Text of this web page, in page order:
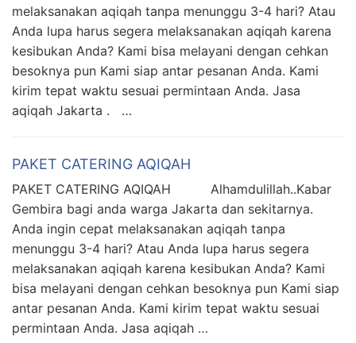
melaksanakan aqiqah tanpa menunggu 3-4 hari? Atau
Anda lupa harus segera melaksanakan aqiqah karena
kesibukan Anda? Kami bisa melayani dengan cehkan
besoknya pun Kami siap antar pesanan Anda. Kami
kirim tepat waktu sesuai permintaan Anda. Jasa
aqiqah Jakarta . …
PAKET CATERING AQIQAH
PAKET CATERING AQIQAH Alhamdulillah..Kabar
Gembira bagi anda warga Jakarta dan sekitarnya.
Anda ingin cepat melaksanakan aqiqah tanpa
menunggu 3-4 hari? Atau Anda lupa harus segera
melaksanakan aqiqah karena kesibukan Anda? Kami
bisa melayani dengan cehkan besoknya pun Kami siap
antar pesanan Anda. Kami kirim tepat waktu sesuai
permintaan Anda. Jasa aqiqah …